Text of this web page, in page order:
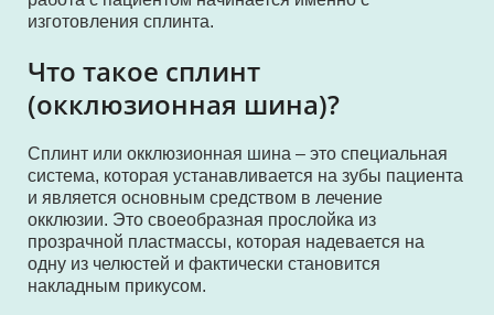
изготовления сплинта.
Что такое сплинт
(окклюзионная шина)?
Сплинт или окклюзионная шина – это специальная
система, которая устанавливается на зубы пациента
и является основным средством в лечение
окклюзии. Это своеобразная прослойка из
прозрачной пластмассы, которая надевается на
одну из челюстей и фактически становится
накладным прикусом.